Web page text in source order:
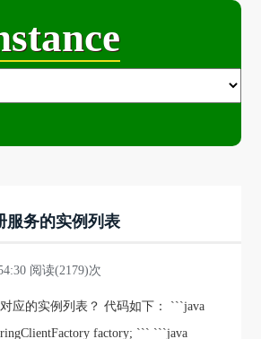
服务的实例列表
阅读(2179)次
应的实例列表？ 代码如下： ```java
factory; ``` ```java